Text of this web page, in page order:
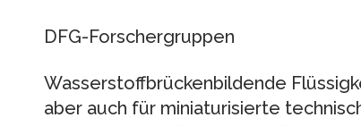
DFG-Forschergruppen
Wasserstoffbrückenbildende
aber auch für miniaturisierte